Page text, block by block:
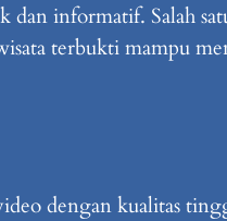
dan informatif. Salah
terbukti mampu
dengan kualitas